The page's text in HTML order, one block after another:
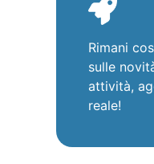
Rimani
sulle
attività,
reale!